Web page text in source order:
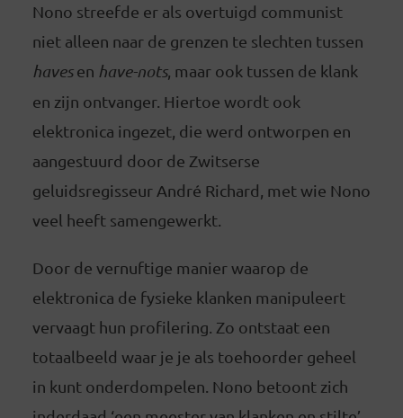
Nono streefde er als overtuigd communist
niet alleen naar de grenzen te slechten tussen
havesen have-nots, maar ook tussen de klank
en zijn ontvanger. Hiertoe wordt ook
elektronica ingezet, die werd ontworpen en
aangestuurd door de Zwitserse
geluidsregisseur André Richard, met wie Nono
veel heeft samengewerkt.
Door de vernuftige manier waarop de
elektronica de fysieke klanken manipuleert
vervaagt hun profilering. Zo ontstaat een
totaalbeeld waar je je als toehoorder geheel
in kunt onderdompelen. Nono betoont zich